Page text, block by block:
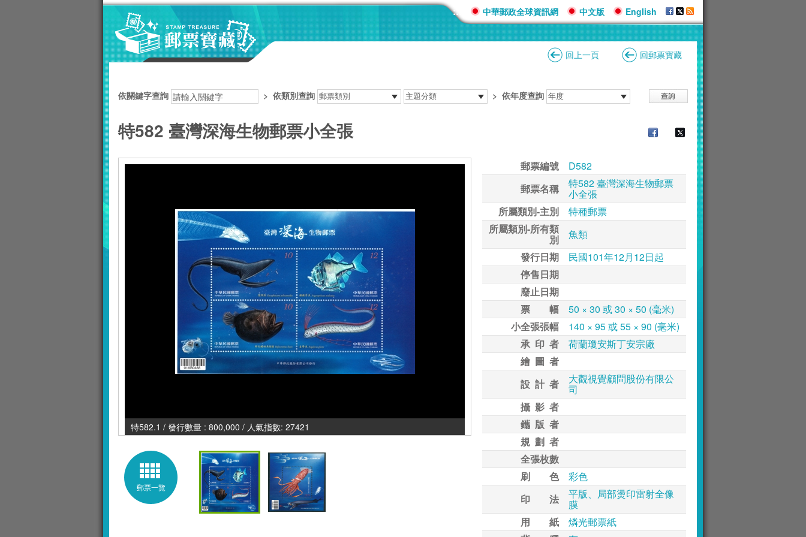
::: 中華郵政全球資訊網 中文版 English
回上一頁 回郵票寶藏
依關鍵字查詢 > 依類別查詢 > 依年度查詢
特582 臺灣深海生物郵票小全張
特582.1 / 發行數量 : 800,000 / 人氣指數: 27421
郵票一覽
郵票編號
D582
郵票名稱
特582 臺灣深海生物郵票
小全張
所屬類別-主別
特種郵票
所屬類別-所有類
別
魚類
發行日期
民國101年12月12日起
停售日期
廢止日期
票 幅
50 × 30 或 30 × 50 (毫米)
小全張張幅
140 × 95 或 55 × 90 (毫米)
承 印 者
荷蘭瓊安斯丁安宗廠
繪 圖 者
設 計 者
大觀視覺顧問股份有限公
司
攝 影 者
鑴 版 者
規 劃 者
全張枚數
刷 色
彩色
印 法
平版、局部燙印雷射全像
膜
用 紙
燐光郵票紙